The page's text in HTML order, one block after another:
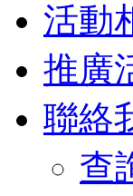
活動
推廣
聯絡
查